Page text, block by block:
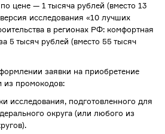
цене — 1 тысяча рублей (вместо 13
исследования «10 лучших
в регионах РФ: комфортная
5 тысяч рублей (вместо 55 тысяч
заявки на приобретение
из промокодов:
исследования, подготовленного для
округа (или любого из